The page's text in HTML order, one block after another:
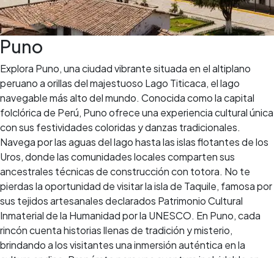
Puno
Explora Puno, una ciudad vibrante situada en el altiplano
peruano a orillas del majestuoso Lago Titicaca, el lago
navegable más alto del mundo. Conocida como la capital
folclórica de Perú, Puno ofrece una experiencia cultural única
con sus festividades coloridas y danzas tradicionales.
Navega por las aguas del lago hasta las islas flotantes de los
Uros, donde las comunidades locales comparten sus
ancestrales técnicas de construcción con totora. No te
pierdas la oportunidad de visitar la isla de Taquile, famosa por
sus tejidos artesanales declarados Patrimonio Cultural
Inmaterial de la Humanidad por la UNESCO. En Puno, cada
rincón cuenta historias llenas de tradición y misterio,
brindando a los visitantes una inmersión auténtica en la